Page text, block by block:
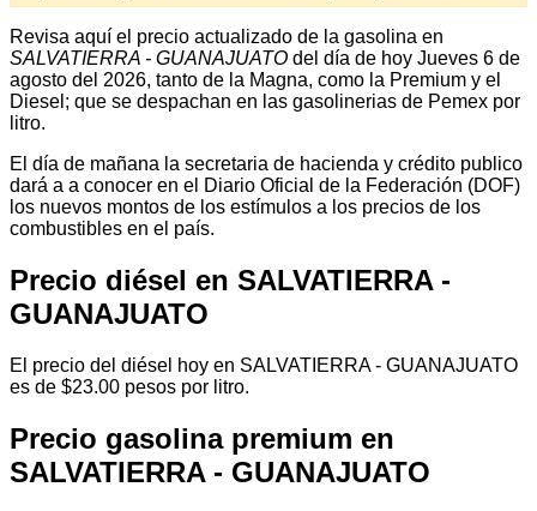
Revisa aquí el precio actualizado de la gasolina en
SALVATIERRA - GUANAJUATO del día de hoy Jueves 6 de
agosto del 2026, tanto de la Magna, como la Premium y el
Diesel; que se despachan en las gasolinerias de Pemex por
litro.
El día de mañana la secretaria de hacienda y crédito publico
dará a a conocer en el Diario Oficial de la Federación (DOF)
los nuevos montos de los estímulos a los precios de los
combustibles en el país.
Precio diésel en SALVATIERRA -
GUANAJUATO
El precio del diésel hoy en SALVATIERRA - GUANAJUATO
es de $23.00 pesos por litro.
Precio gasolina premium en
SALVATIERRA - GUANAJUATO